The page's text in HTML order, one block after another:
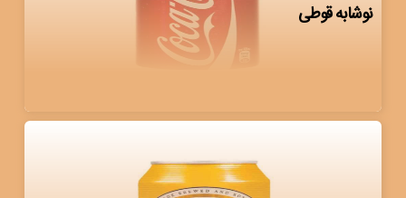
نوشابه قوطی